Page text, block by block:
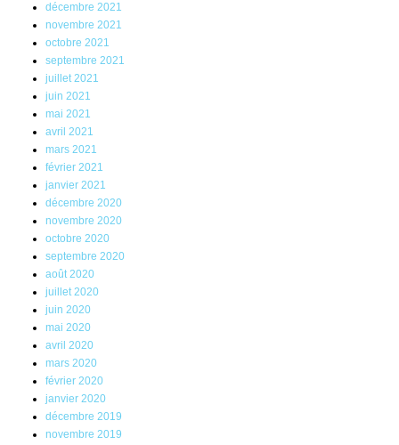
décembre 2021
novembre 2021
octobre 2021
septembre 2021
juillet 2021
juin 2021
mai 2021
avril 2021
mars 2021
février 2021
janvier 2021
décembre 2020
novembre 2020
octobre 2020
septembre 2020
août 2020
juillet 2020
juin 2020
mai 2020
avril 2020
mars 2020
février 2020
janvier 2020
décembre 2019
novembre 2019